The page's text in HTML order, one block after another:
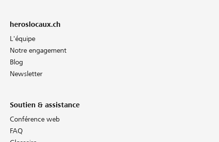
heroslocaux.ch
L'équipe
Notre engagement
Blog
Newsletter
Soutien & assistance
Conférence web
FAQ